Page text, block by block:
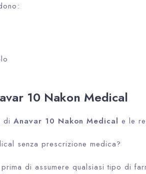
100
10 Nakon Medical
di Anavar 10 Nakon Medical e le
senza prescrizione medica?
di assumere qualsiasi tipo di
0